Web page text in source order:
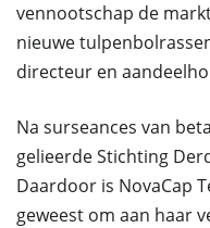
vennootschap de
nieuwe
directeur en
Na surseances van
gelieerde Stichting
Daardoor is NovaCap
geweest om aan haar